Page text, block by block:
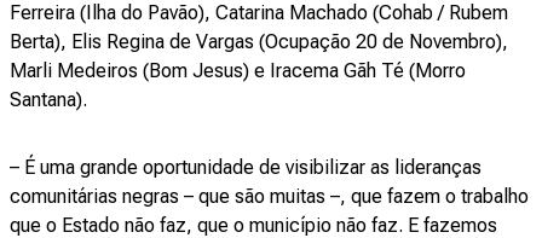
Ferreira (Ilha do Pavão), Catarina Machado (Cohab / Rubem
Berta), Elis Regina de Vargas (Ocupação 20 de Novembro),
Marli Medeiros (Bom Jesus) e Iracema Gãh Té (Morro
Santana).
– É uma grande oportunidade de visibilizar as lideranças
comunitárias negras – que são muitas –, que fazem o trabalho
que o Estado não faz, que o município não faz. E fazemos